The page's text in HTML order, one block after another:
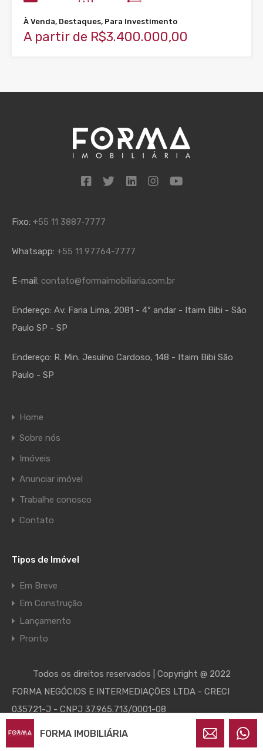
À Venda, Destaques, Para Investimento
A partir de R$3.400.000,00
Fixo: +55 11 3887-7777
Whatsapp: +55 11 97764-7777
E-mail: contato@formaimobiliaria.com.br
Endereço: Av. Faria Lima, 2081 - 4º andar - Itaim Bibi - São
Paulo SP - SP
Endereço: R. Min. Jesuíno Cardoso, 148 - Itaim Bibi São
Paulo - SP
Home
Sobre nós
Imóveis
Anunciar imóvel
Trabalhe conosco
Contato
Tipos de Imóvel
Em Breve
Em Construção
Lançamento
Pronto
Todos os direitos reservados | Copyright @ 2022
FORMA NEGÓCIOS E INTERMEDIAÇÕES LTDA - CRECI
035721-J - CNPJ 37.965.713/0001-08
FORMA IMOBILIÁRIA